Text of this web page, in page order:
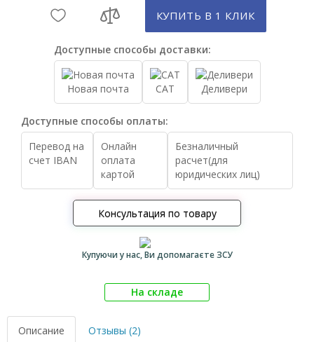
КУПИТЬ В 1 КЛИК
Доступные способы доставки:
Новая почта САТ Деливери
Доступные способы оплаты:
Перевод на
счет IBAN
Онлайн
оплата
картой
Безналичный
расчет(для
юридических лиц)
Консультация по товару
Купуючи у нас, Ви допомагаєте ЗСУ
На складе
Описание Отзывы (2)